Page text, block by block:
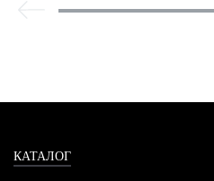
КАТАЛОГ